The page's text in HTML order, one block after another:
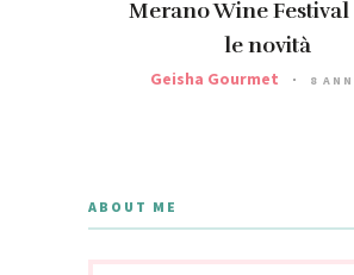
Merano Wine Festival
le novità
Geisha Gourmet 8
ABOUT ME